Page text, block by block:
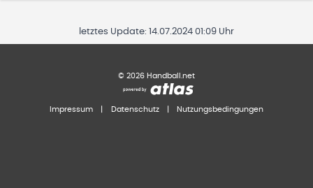
letztes Update: 14.07.2024 01:09 Uhr
© 2026 Handball.net
Impressum Datenschutz Nutzungsbedingungen